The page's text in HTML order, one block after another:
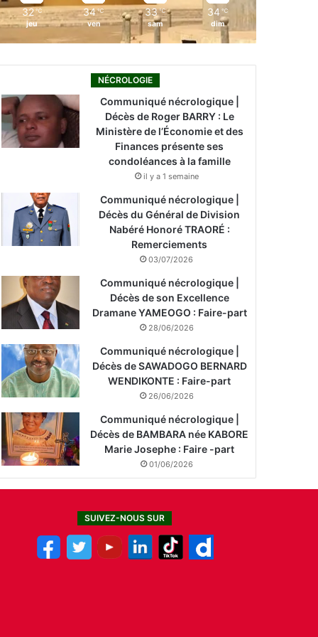
32 ℃
jeu
34 ℃
ven
33 ℃
sam
34 ℃
dim
NÉCROLOGIE
Communiqué nécrologique |
Décès de Roger BARRY : Le
Ministère de l’Économie et des
Finances présente ses
condoléances à la famille
il y a 1 semaine
Communiqué nécrologique |
Décès du Général de Division
Nabéré Honoré TRAORÉ :
Remerciements
03/07/2026
Communiqué nécrologique |
Décès de son Excellence
Dramane YAMEOGO : Faire-part
28/06/2026
Communiqué nécrologique |
Décès de SAWADOGO BERNARD
WENDIKONTE : Faire-part
26/06/2026
Communiqué nécrologique |
Décès de BAMBARA née KABORE
Marie Josephe : Faire -part
01/06/2026
SUIVEZ-NOUS SUR